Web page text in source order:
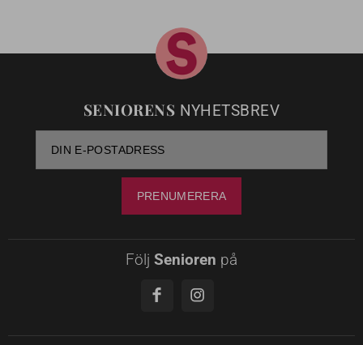
SENIORENS NYHETSBREV
Följ Senioren på